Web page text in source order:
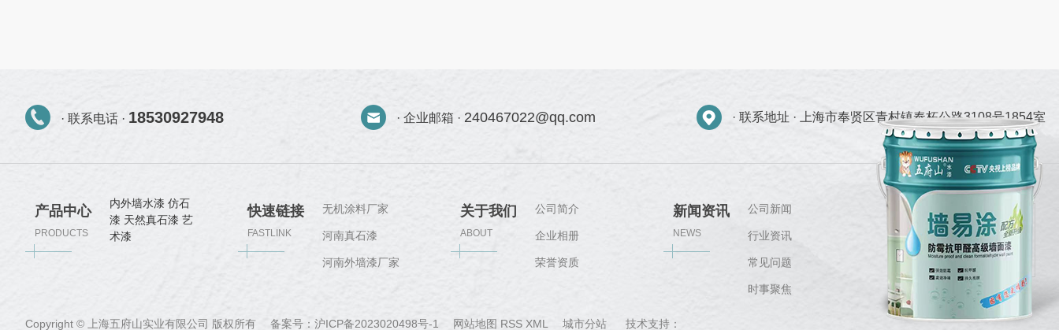
· 联系电话 · 18530927948 · 企业邮箱 · 240467022@qq.com · 联系地址 · 上海市奉贤区青村镇奉柘公路3108号1854室
产品中心
PRODUCTS
内外墙水漆 仿石
漆 天然真石漆 艺
术漆
快速链接
FASTLINK
无机涂料厂家
河南真石漆
河南外墙漆厂家
关于我们
ABOUT
公司简介
企业相册
荣誉资质
新闻资讯
NEWS
公司新闻
行业资讯
常见问题
时事聚焦 关注我们
Copyright © 上海五府山实业有限公司 版权所有 备案号： 沪ICP备2023020498号-1 网站地图 RSS XML 城市分站
城 技术支持：